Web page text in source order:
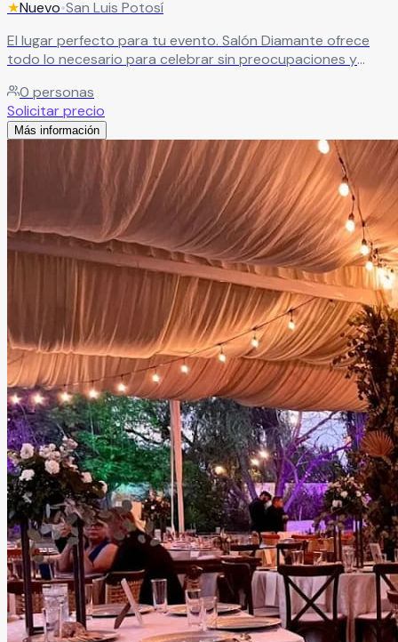
★Nuevo•San Luis Potosí
El lugar perfecto para tu evento. Salón Diamante ofrece
todo lo necesario para celebrar sin preocupaciones y
0 personas
Solicitar precio
Más información